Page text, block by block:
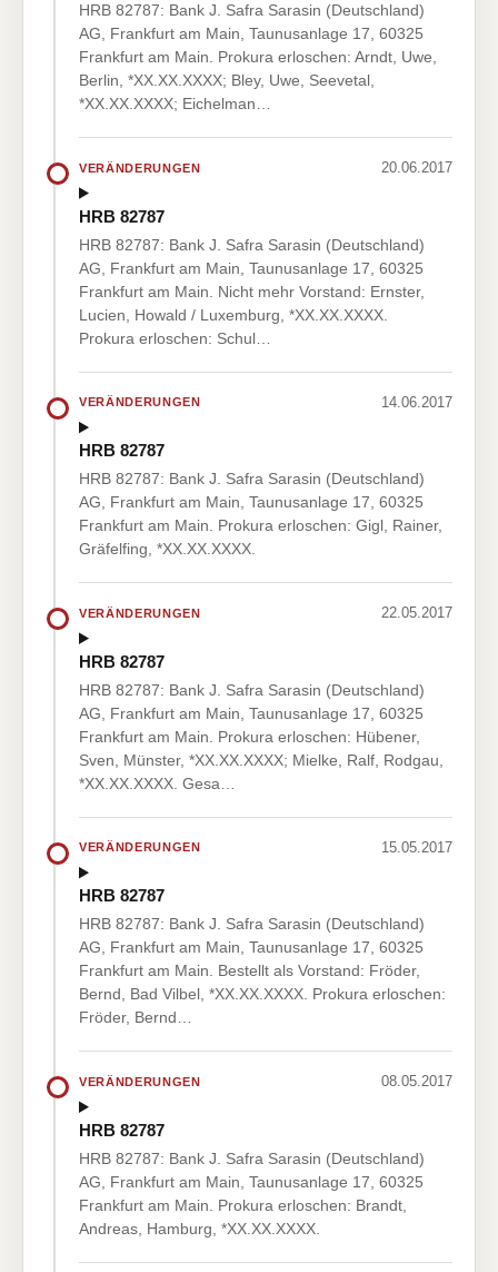
HRB 82787: Bank J. Safra Sarasin (Deutschland)
AG, Frankfurt am Main, Taunusanlage 17, 60325
Frankfurt am Main. Prokura erloschen: Arndt, Uwe,
Berlin, *XX.XX.XXXX; Bley, Uwe, Seevetal,
*XX.XX.XXXX; Eichelman…
VERÄNDERUNGEN 20.06.2017
HRB 82787
HRB 82787: Bank J. Safra Sarasin (Deutschland)
AG, Frankfurt am Main, Taunusanlage 17, 60325
Frankfurt am Main. Nicht mehr Vorstand: Ernster,
Lucien, Howald / Luxemburg, *XX.XX.XXXX.
Prokura erloschen: Schul…
VERÄNDERUNGEN 14.06.2017
HRB 82787
HRB 82787: Bank J. Safra Sarasin (Deutschland)
AG, Frankfurt am Main, Taunusanlage 17, 60325
Frankfurt am Main. Prokura erloschen: Gigl, Rainer,
Gräfelfing, *XX.XX.XXXX.
VERÄNDERUNGEN 22.05.2017
HRB 82787
HRB 82787: Bank J. Safra Sarasin (Deutschland)
AG, Frankfurt am Main, Taunusanlage 17, 60325
Frankfurt am Main. Prokura erloschen: Hübener,
Sven, Münster, *XX.XX.XXXX; Mielke, Ralf, Rodgau,
*XX.XX.XXXX. Gesa…
VERÄNDERUNGEN 15.05.2017
HRB 82787
HRB 82787: Bank J. Safra Sarasin (Deutschland)
AG, Frankfurt am Main, Taunusanlage 17, 60325
Frankfurt am Main. Bestellt als Vorstand: Fröder,
Bernd, Bad Vilbel, *XX.XX.XXXX. Prokura erloschen:
Fröder, Bernd…
VERÄNDERUNGEN 08.05.2017
HRB 82787
HRB 82787: Bank J. Safra Sarasin (Deutschland)
AG, Frankfurt am Main, Taunusanlage 17, 60325
Frankfurt am Main. Prokura erloschen: Brandt,
Andreas, Hamburg, *XX.XX.XXXX.